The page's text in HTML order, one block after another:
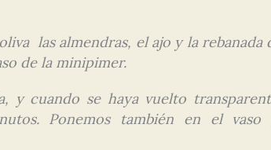
las almendras, el ajo y la rebanada
de la minipimer.
y cuando se haya vuelto
Ponemos también en el vaso